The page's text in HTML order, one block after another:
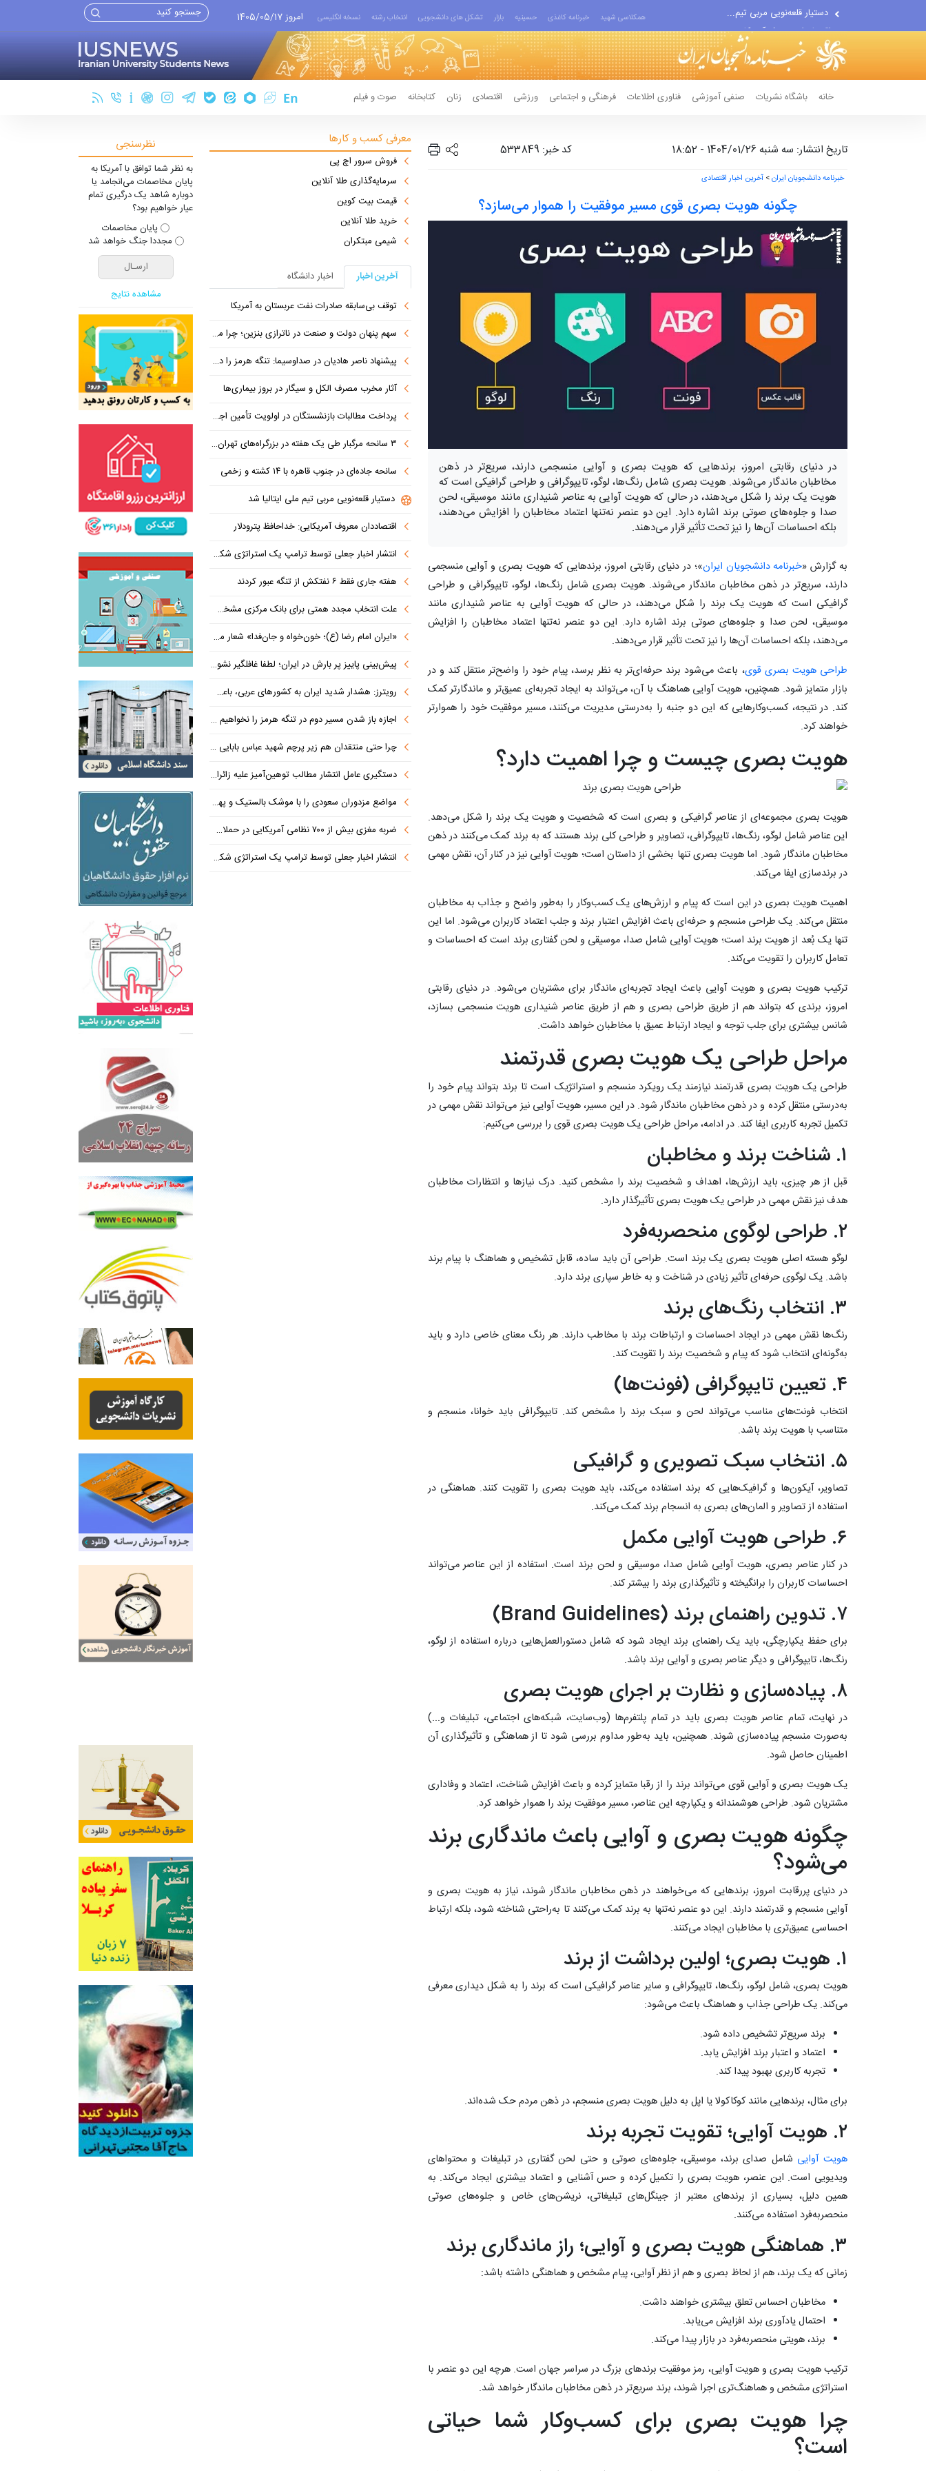
اقتصاددان معروف آمریکایی:...
انتشار اخبار جعلی توسط...
همکلاسی شهید خبرنامه کاغذی حسینیه بازار تشکل های دانشجویی انتخاب رشته نسخه انگلیسی امروز 1405/05/17
خانه باشگاه نشریات صنفی آموزشی فناوری اطلاعات فرهنگی و اجتماعی ورزشی اقتصادی زنان کتابخانه صوت و فیلم
تاریخ انتشار: سه شنبه 1404/01/26 - 18:52 کد خبر: 533849
خبرنامه دانشجویان ایران> آخرین اخبار اقتصادی
چگونه هویت بصری قوی مسیر موفقیت را هموار می‌سازد؟
در دنیای رقابتی امروز، برندهایی که هویت بصری و آوایی منسجمی دارند، سریع‌تر در ذهن
مخاطبان ماندگار می‌شوند. هویت بصری شامل رنگ‌ها، لوگو، تایپوگرافی و طراحی گرافیکی است که
هویت یک برند را شکل می‌دهند، در حالی که هویت آوایی به عناصر شنیداری مانند موسیقی، لحن
صدا و جلوه‌های صوتی برند اشاره دارد. این دو عنصر نه‌تنها اعتماد مخاطبان را افزایش می‌دهند،
بلکه احساسات آن‌ها را نیز تحت تأثیر قرار می‌دهند.
به گزارش «خبرنامه دانشجویان ایران»؛ در دنیای رقابتی امروز، برندهایی که هویت بصری و آوایی منسجمی
دارند، سریع‌تر در ذهن مخاطبان ماندگار می‌شوند. هویت بصری شامل رنگ‌ها، لوگو، تایپوگرافی و طراحی
گرافیکی است که هویت یک برند را شکل می‌دهند، در حالی که هویت آوایی به عناصر شنیداری مانند
موسیقی، لحن صدا و جلوه‌های صوتی برند اشاره دارد. این دو عنصر نه‌تنها اعتماد مخاطبان را افزایش
می‌دهند، بلکه احساسات آن‌ها را نیز تحت تأثیر قرار می‌دهند.
طراحی هویت بصری قوی، باعث می‌شود برند حرفه‌ای‌تر به نظر برسد، پیام خود را واضح‌تر منتقل کند و در
بازار متمایز شود. همچنین، هویت آوایی هماهنگ با آن، می‌تواند به ایجاد تجربه‌ای عمیق‌تر و ماندگارتر کمک
کند. در نتیجه، کسب‌وکارهایی که این دو جنبه را به‌درستی مدیریت می‌کنند، مسیر موفقیت خود را هموارتر
خواهند کرد.
هویت بصری چیست و چرا اهمیت دارد؟
هویت بصری مجموعه‌ای از عناصر گرافیکی و بصری است که شخصیت و هویت یک برند را شکل می‌دهد.
این عناصر شامل لوگو، رنگ‌ها، تایپوگرافی، تصاویر و طراحی کلی برند هستند که به برند کمک می‌کنند در ذهن
مخاطبان ماندگار شود. اما هویت بصری تنها بخشی از داستان است؛ هویت آوایی نیز در کنار آن، نقش مهمی
در برندسازی ایفا می‌کند.
اهمیت هویت بصری در این است که پیام و ارزش‌های یک کسب‌وکار را به‌طور واضح و جذاب به مخاطبان
منتقل می‌کند. یک طراحی منسجم و حرفه‌ای باعث افزایش اعتبار برند و جلب اعتماد کاربران می‌شود. اما این
تنها یک بُعد از هویت برند است؛ هویت آوایی شامل صدا، موسیقی و لحن گفتاری برند است که احساسات و
تعامل کاربران را تقویت می‌کند.
ترکیب هویت بصری و هویت آوایی باعث ایجاد تجربه‌ای ماندگار برای مشتریان می‌شود. در دنیای رقابتی
امروز، برندی که بتواند هم از طریق طراحی بصری و هم از طریق عناصر شنیداری هویت منسجمی بسازد،
شانس بیشتری برای جلب توجه و ایجاد ارتباط عمیق با مخاطبان خواهد داشت.
مراحل طراحی یک هویت بصری قدرتمند
طراحی یک هویت بصری قدرتمند نیازمند یک رویکرد منسجم و استراتژیک است تا برند بتواند پیام خود را
به‌درستی منتقل کرده و در ذهن مخاطبان ماندگار شود. در این مسیر، هویت آوایی نیز می‌تواند نقش مهمی در
تکمیل تجربه کاربری ایفا کند. در ادامه، مراحل طراحی یک هویت بصری قوی را بررسی می‌کنیم:
۱. شناخت برند و مخاطبان
قبل از هر چیزی، باید ارزش‌ها، اهداف و شخصیت برند را مشخص کنید. درک نیازها و انتظارات مخاطبان
هدف نیز نقش مهمی در طراحی یک هویت بصری تأثیرگذار دارد.
۲. طراحی لوگوی منحصربه‌فرد
لوگو هسته اصلی هویت بصری یک برند است. طراحی آن باید ساده، قابل تشخیص و هماهنگ با پیام برند
باشد. یک لوگوی حرفه‌ای تأثیر زیادی در شناخت و به خاطر سپاری برند دارد.
۳. انتخاب رنگ‌های برند
رنگ‌ها نقش مهمی در ایجاد احساسات و ارتباطات برند با مخاطب دارند. هر رنگ معنای خاصی دارد و باید
به‌گونه‌ای انتخاب شود که پیام و شخصیت برند را تقویت کند.
۴. تعیین تایپوگرافی (فونت‌ها)
انتخاب فونت‌های مناسب می‌تواند لحن و سبک برند را مشخص کند. تایپوگرافی باید خوانا، منسجم و
متناسب با هویت برند باشد.
۵. انتخاب سبک تصویری و گرافیکی
تصاویر، آیکون‌ها و گرافیک‌هایی که برند استفاده می‌کند، باید هویت بصری را تقویت کنند. هماهنگی در
استفاده از تصاویر و المان‌های بصری به انسجام برند کمک می‌کند.
۶. طراحی هویت آوایی مکمل
در کنار عناصر بصری، هویت آوایی شامل صدا، موسیقی و لحن برند است. استفاده از این عناصر می‌تواند
احساسات کاربران را برانگیخته و تأثیرگذاری برند را بیشتر کند.
۷. تدوین راهنمای برند (Brand Guidelines)
برای حفظ یکپارچگی، باید یک راهنمای برند ایجاد شود که شامل دستورالعمل‌هایی درباره استفاده از لوگو،
رنگ‌ها، تایپوگرافی و دیگر عناصر بصری و آوایی برند باشد.
۸. پیاده‌سازی و نظارت بر اجرای هویت بصری
در نهایت، تمام عناصر هویت بصری باید در تمام پلتفرم‌ها (وب‌سایت، شبکه‌های اجتماعی، تبلیغات و...)
به‌صورت منسجم پیاده‌سازی شوند. همچنین، باید به‌طور مداوم بررسی شود تا از هماهنگی و تأثیرگذاری آن
اطمینان حاصل شود.
یک هویت بصری و آوایی قوی می‌تواند برند را از رقبا متمایز کرده و باعث افزایش شناخت، اعتماد و وفاداری
مشتریان شود. طراحی هوشمندانه و یکپارچه این عناصر، مسیر موفقیت برند را هموار خواهد کرد.
چگونه هویت بصری و آوایی باعث ماندگاری برند
می‌شود؟
در دنیای پررقابت امروز، برندهایی که می‌خواهند در ذهن مخاطبان ماندگار شوند، نیاز به هویت بصری و
آوایی منسجم و قدرتمند دارند. این دو عنصر نه‌تنها به برند کمک می‌کنند تا به‌راحتی شناخته شود، بلکه ارتباط
احساسی عمیق‌تری با مخاطبان ایجاد می‌کنند.
۱. هویت بصری؛ اولین برداشت از برند
هویت بصری، شامل لوگو، رنگ‌ها، تایپوگرافی و سایر عناصر گرافیکی است که برند را به شکل دیداری معرفی
می‌کند. یک طراحی جذاب و هماهنگ باعث می‌شود:
برند سریع‌تر تشخیص داده شود.
اعتماد و اعتبار برند افزایش یابد.
تجربه کاربری بهبود پیدا کند.
برای مثال، برندهایی مانند کوکاکولا یا اپل به دلیل هویت بصری منسجم، در ذهن مردم حک شده‌اند.
۲. هویت آوایی؛ تقویت تجربه برند
هویت آوایی شامل صدای برند، موسیقی، جلوه‌های صوتی و حتی لحن گفتاری در تبلیغات و محتواهای
ویدیویی است. این عنصر، هویت بصری را تکمیل کرده و حس آشنایی و اعتماد بیشتری ایجاد می‌کند. به
همین دلیل، بسیاری از برندهای معتبر از جینگل‌های تبلیغاتی، نریشن‌های خاص و جلوه‌های صوتی
منحصربه‌فرد استفاده می‌کنند.
۳. هماهنگی هویت بصری و آوایی؛ راز ماندگاری برند
زمانی که یک برند، هم از لحاظ بصری و هم از نظر آوایی، پیام مشخص و هماهنگی داشته باشد:
مخاطبان احساس تعلق بیشتری خواهند داشت.
احتمال یادآوری برند افزایش می‌یابد.
برند، هویتی منحصربه‌فرد در بازار پیدا می‌کند.
ترکیب هویت بصری و هویت آوایی، رمز موفقیت برندهای بزرگ در سراسر جهان است. هرچه این دو عنصر با
استراتژی مشخص و هماهنگ‌تری اجرا شوند، برند سریع‌تر در ذهن مخاطبان ماندگار خواهد شد.
چرا هویت بصری برای کسب‌وکار شما حیاتی
است؟
معرفی کسب و کارها
فروش سرور اچ پی
سرمایه‌گذاری طلا آنلاین
قیمت بیت کوین
خرید طلا آنلاین
شیمی مبتکران
آخرین اخبار
اخبار دانشگاه
توقف بی‌سابقه صادرات نفت عربستان به آمریکا
سهم پنهان دولت و صنعت در ناترازی بنزین؛ چرا مردم مقصر اصلی نیستند؟
پیشنهاد ناصر هادیان در صداوسیما: تنگه هرمز را در ازای رفع تحریم معامله کنیم
آثار مخرب مصرف الکل و سیگار در بروز بیماری‌ها
پرداخت مطالبات بازنشستگان در اولویت تأمین اجتماعی؛ پیگیری برای تأمین منابع ادامه دارد
۳ سانحه مرگبار طی یک هفته در بزرگراه‌های تهران؛ هشدار دوباره به رانندگان و عابران
سانحه جاده‌ای در جنوب قاهره با ۱۴ کشته و زخمی
دستیار قلعه‌نویی مربی تیم ملی ایتالیا شد
اقتصاددان معروف آمریکایی: خداحافظ پترودلار
انتشار اخبار جعلی توسط ترامپ یک استراتژی شکست خورده است
هفته جاری فقط ۶ نفتکش از تنگه عبور کردند
علت انتخاب مجدد همتی برای بانک مرکزی مشخص شد: پزشکیان هنوز هم متوجه نشده است چرا همتی استیضاح شد!
«ایران امام رضا (ع)؛ خون‌خواه و جان‌فدا» شعار محوری دهه پایانی صفر شد
پیش‌بینی پاییز پر بارش در ایران؛ لطفا غافلگیر نشوید
رویترز: هشدار شدید ایران به کشورهای عربی، باعث توقف حمله آمریکا شد
اجازه باز شدن مسیر دوم در تنگه هرمز را نخواهیم داد
چرا حتی منتقدان هم زیر پرچم شهید عباس بابایی ایستادند؟
دستگیری عامل انتشار مطالب توهین‌آمیز علیه زائران اربعین در فضای مجازی
مواضع مزدوران سعودی را با موشک بالستیک و پهپاد در هم شکستیم
ضربه مغزی بیش از ۷۰۰ نظامی آمریکایی در حملات ایران
انتشار اخبار جعلی توسط ترامپ یک استراتژی شکست خورده است
نظرسنجی
به نظر شما توافق با آمریکا به
پایان مخاصمات می‌انجامد یا
دوباره شاهد یک درگیری تمام
عیار خواهیم بود؟
پایان مخاصمات
مجددا جنگ خواهد شد
مشاهده نتایج